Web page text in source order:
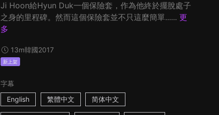
Ji Hoon給Hyun Duk一個保險套，作為他終於擺脫處子
之身的里程碑。然而這個保險套並不只這麼簡單...... 更
多
13m韓國2017
新上架
字幕
English
繁體中文 简体中文